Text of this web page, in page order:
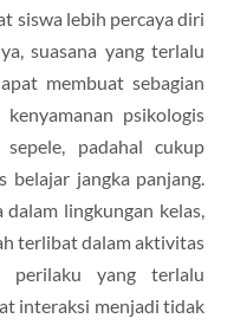
siswa lebih percaya diri
suasana yang terlalu
membuat sebagian
psikologis
padahal cukup
belajar jangka panjang.
lingkungan kelas,
terlibat dalam aktivitas
perilaku yang terlalu
interaksi menjadi tidak